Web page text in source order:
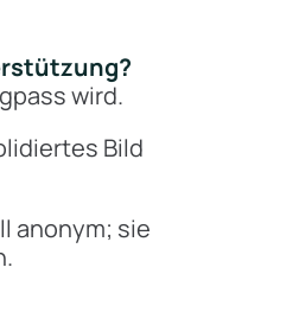
wird.
Bild
anonym; sie